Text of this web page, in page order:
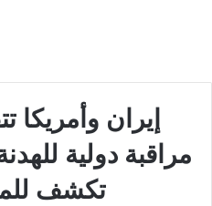
إيران وأمريكا
مراقبة دولية
تكشف